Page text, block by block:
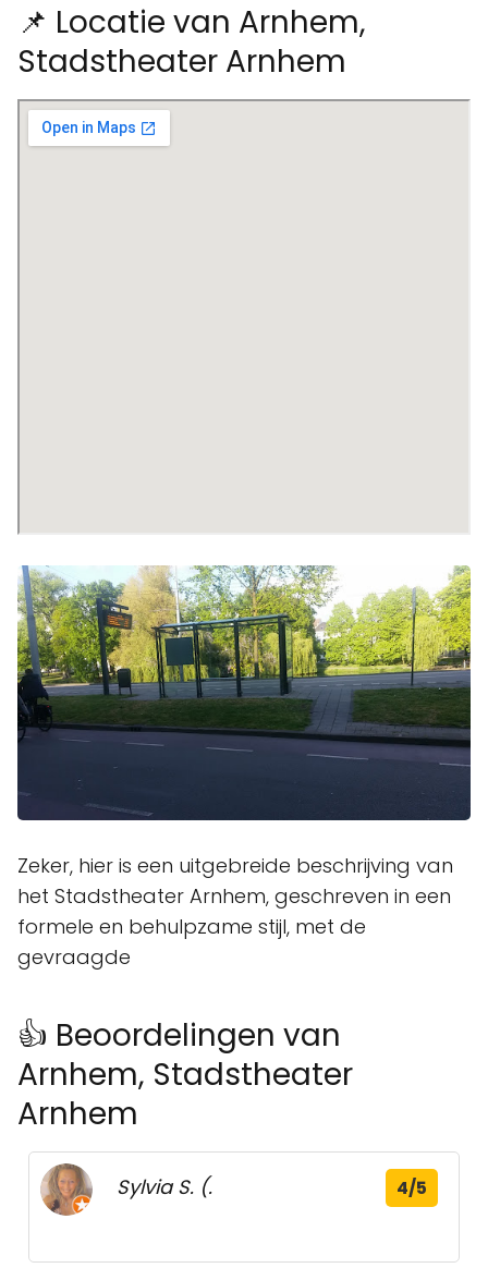
📌 Locatie van Arnhem,
Stadstheater Arnhem
Zeker, hier is een uitgebreide beschrijving van
het Stadstheater Arnhem, geschreven in een
formele en behulpzame stijl, met de
gevraagde
👍 Beoordelingen van
Arnhem, Stadstheater
Arnhem
Sylvia S. (. 4/5